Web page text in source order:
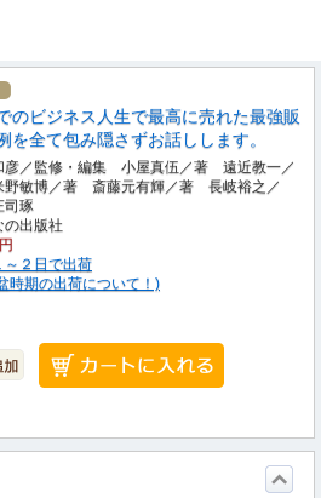
のビジネス人生で最高に売れた最強販
を全て包み隠さずお話しします。
彦／監修・編集 小屋真伍／著 遠近教一／
敏博／著 斎藤元有輝／著 長岐裕之／
琢
の出版社
～２日で出荷
時期の出荷について！)